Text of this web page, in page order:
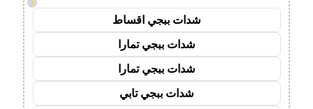
!
شدات ببجي اقساط
شدات ببجي تمارا
شدات ببجي تمارا
شدات ببجي تابي